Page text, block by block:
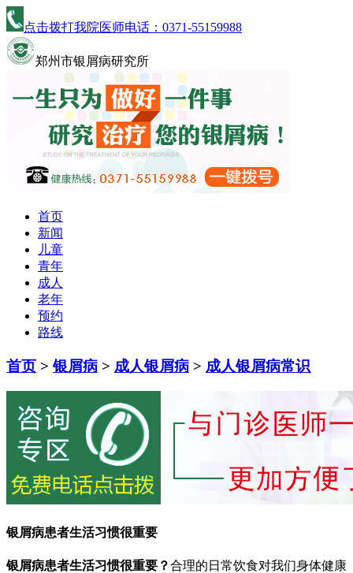
点击拨打我院医师电话： 0371-55159988
郑州市银屑病研究所
首页
新闻
儿童
青年
成人
老年
预约
路线
首页 >银屑病 > 成人银屑病 > 成人银屑病常识
银屑病患者生活习惯很重要
银屑病患者生活习惯很重要？合理的日常饮食对我们身体健康